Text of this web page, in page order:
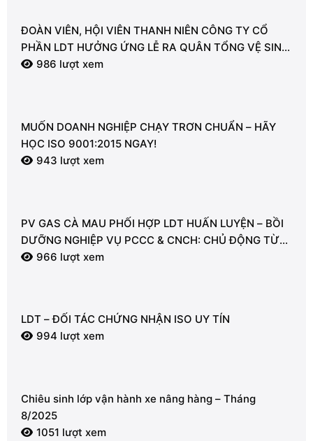
ĐOÀN VIÊN, HỘI VIÊN THANH NIÊN CÔNG TY CỔ
PHẦN LDT HƯỞNG ỨNG LỄ RA QUÂN TỔNG VỆ SINH
MÔI TRƯỜNG
986 lượt xem
MUỐN DOANH NGHIỆP CHẠY TRƠN CHUẨN – HÃY
HỌC ISO 9001:2015 NGAY!
943 lượt xem
PV GAS CÀ MAU PHỐI HỢP LDT HUẤN LUYỆN – BỒI
DƯỠNG NGHIỆP VỤ PCCC & CNCH: CHỦ ĐỘNG TỪ
TỪNG GIÂY VÌ AN TOÀN
966 lượt xem
LDT – ĐỐI TÁC CHỨNG NHẬN ISO UY TÍN
994 lượt xem
Chiêu sinh lớp vận hành xe nâng hàng – Tháng
8/2025
1051 lượt xem